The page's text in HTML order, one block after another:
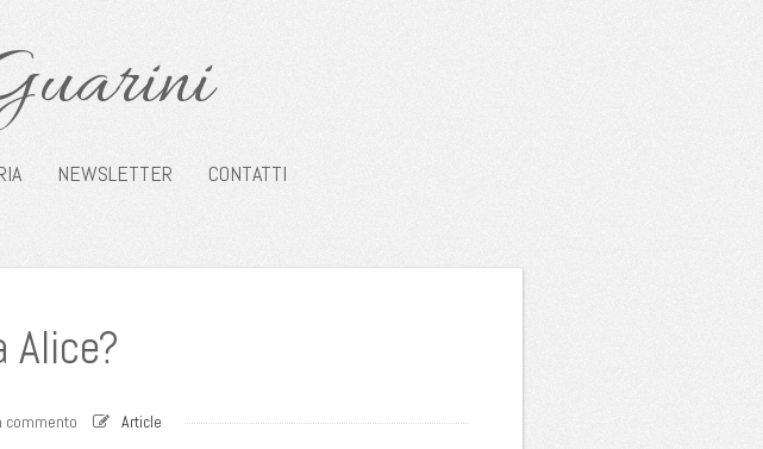
NEWSLETTER CONTATTI
Alice?
commento Article